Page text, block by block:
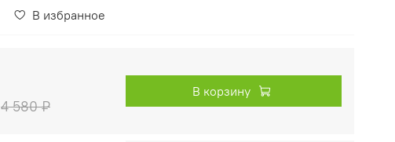
В избранное
4 580 ₽
В корзину